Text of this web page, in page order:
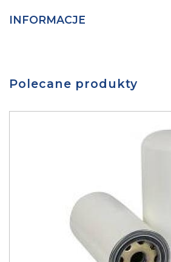
INFORMACJE
Polecane produkty